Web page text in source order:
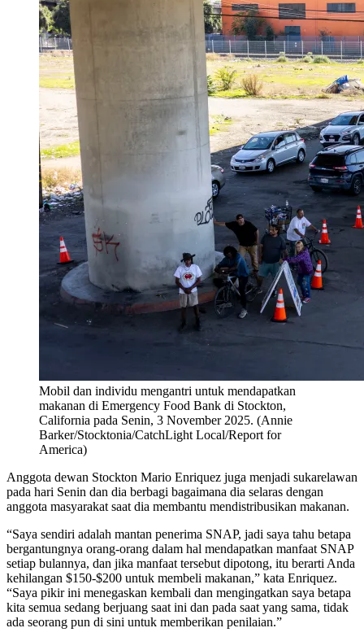
Mobil dan individu mengantri untuk mendapatkan
makanan di Emergency Food Bank di Stockton,
California pada Senin, 3 November 2025. (Annie
Barker/Stocktonia/CatchLight Local/Report for
America)
Anggota dewan Stockton Mario Enriquez juga menjadi sukarelawan
pada hari Senin dan dia berbagi bagaimana dia selaras dengan
anggota masyarakat saat dia membantu mendistribusikan makanan.
“Saya sendiri adalah mantan penerima SNAP, jadi saya tahu betapa
bergantungnya orang-orang dalam hal mendapatkan manfaat SNAP
setiap bulannya, dan jika manfaat tersebut dipotong, itu berarti Anda
kehilangan $150-$200 untuk membeli makanan,” kata Enriquez.
“Saya pikir ini menegaskan kembali dan mengingatkan saya betapa
kita semua sedang berjuang saat ini dan pada saat yang sama, tidak
ada seorang pun di sini untuk memberikan penilaian.”